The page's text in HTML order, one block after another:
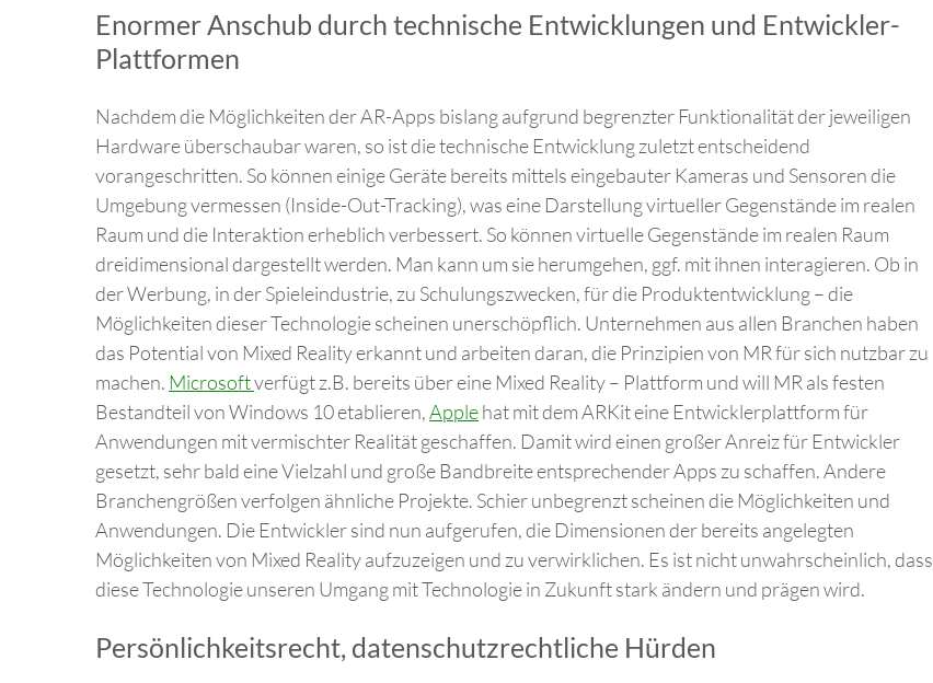
Enormer Anschub durch technische Entwicklungen und Entwickler-
Plattformen
Nachdem die Möglichkeiten der AR-Apps bislang aufgrund begrenzter Funktionalität der jeweiligen
Hardware überschaubar waren, so ist die technische Entwicklung zuletzt entscheidend
vorangeschritten. So können einige Geräte bereits mittels eingebauter Kameras und Sensoren die
Umgebung vermessen (Inside-Out-Tracking), was eine Darstellung virtueller Gegenstände im realen
Raum und die Interaktion erheblich verbessert. So können virtuelle Gegenstände im realen Raum
dreidimensional dargestellt werden. Man kann um sie herumgehen, ggf. mit ihnen interagieren. Ob in
der Werbung, in der Spieleindustrie, zu Schulungszwecken, für die Produktentwicklung – die
Möglichkeiten dieser Technologie scheinen unerschöpflich. Unternehmen aus allen Branchen haben
das Potential von Mixed Reality erkannt und arbeiten daran, die Prinzipien von MR für sich nutzbar zu
machen. Microsoftverfügt z.B. bereits über eine Mixed Reality – Plattform und will MR als festen
Bestandteil von Windows 10 etablieren,Applehat mit dem ARKit eine Entwicklerplattform für
Anwendungen mit vermischter Realität geschaffen. Damit wird einen großer Anreiz für Entwickler
gesetzt, sehr bald eine Vielzahl und große Bandbreite entsprechender Apps zu schaffen. Andere
Branchengrößen verfolgen ähnliche Projekte. Schier unbegrenzt scheinen die Möglichkeiten und
Anwendungen. Die Entwickler sind nun aufgerufen, die Dimensionen der bereits angelegten
Möglichkeiten von Mixed Reality aufzuzeigen und zu verwirklichen. Es ist nicht unwahrscheinlich, dass
diese Technologie unseren Umgang mit Technologie in Zukunft stark ändern und prägen wird.
Persönlichkeitsrecht, datenschutzrechtliche Hürden